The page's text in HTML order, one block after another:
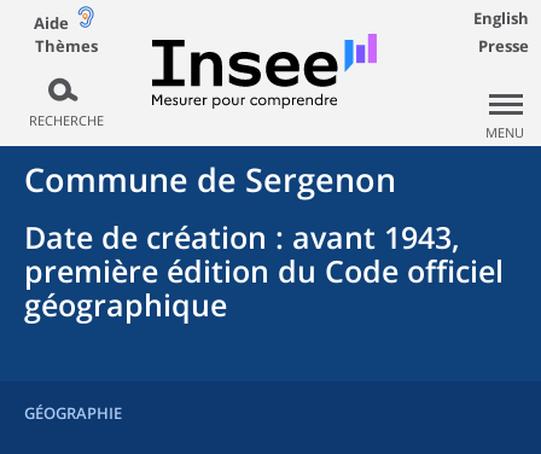
Aide
Thèmes
RECHERCHE
English
Presse
MENU
Commune de Sergenon
Date de création : avant 1943,
première édition du Code officiel
géographique
GÉOGRAPHIE